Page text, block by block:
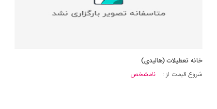
خانه تعطیلات (هالیدی)
شروع قیمت از :
نامشخص